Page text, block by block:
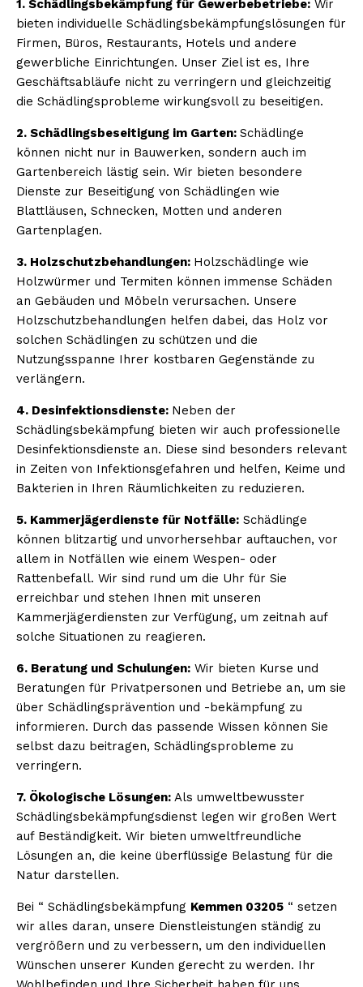
1. Schädlingsbekämpfung für Gewerbebetriebe: Wir
bieten individuelle Schädlingsbekämpfungslösungen für
Firmen, Büros, Restaurants, Hotels und andere
gewerbliche Einrichtungen. Unser Ziel ist es, Ihre
Geschäftsabläufe nicht zu verringern und gleichzeitig
die Schädlingsprobleme wirkungsvoll zu beseitigen.
2. Schädlingsbeseitigung im Garten: Schädlinge
können nicht nur in Bauwerken, sondern auch im
Gartenbereich lästig sein. Wir bieten besondere
Dienste zur Beseitigung von Schädlingen wie
Blattläusen, Schnecken, Motten und anderen
Gartenplagen.
3. Holzschutzbehandlungen: Holzschädlinge wie
Holzwürmer und Termiten können immense Schäden
an Gebäuden und Möbeln verursachen. Unsere
Holzschutzbehandlungen helfen dabei, das Holz vor
solchen Schädlingen zu schützen und die
Nutzungsspanne Ihrer kostbaren Gegenstände zu
verlängern.
4. Desinfektionsdienste: Neben der
Schädlingsbekämpfung bieten wir auch professionelle
Desinfektionsdienste an. Diese sind besonders relevant
in Zeiten von Infektionsgefahren und helfen, Keime und
Bakterien in Ihren Räumlichkeiten zu reduzieren.
5. Kammerjägerdienste für Notfälle: Schädlinge
können blitzartig und unvorhersehbar auftauchen, vor
allem in Notfällen wie einem Wespen- oder
Rattenbefall. Wir sind rund um die Uhr für Sie
erreichbar und stehen Ihnen mit unseren
Kammerjägerdiensten zur Verfügung, um zeitnah auf
solche Situationen zu reagieren.
6. Beratung und Schulungen: Wir bieten Kurse und
Beratungen für Privatpersonen und Betriebe an, um sie
über Schädlingsprävention und -bekämpfung zu
informieren. Durch das passende Wissen können Sie
selbst dazu beitragen, Schädlingsprobleme zu
verringern.
7. Ökologische Lösungen: Als umweltbewusster
Schädlingsbekämpfungsdienst legen wir großen Wert
auf Beständigkeit. Wir bieten umweltfreundliche
Lösungen an, die keine überflüssige Belastung für die
Natur darstellen.
Bei “ Schädlingsbekämpfung Kemmen 03205 “ setzen
wir alles daran, unsere Dienstleistungen ständig zu
vergrößern und zu verbessern, um den individuellen
Wünschen unserer Kunden gerecht zu werden. Ihr